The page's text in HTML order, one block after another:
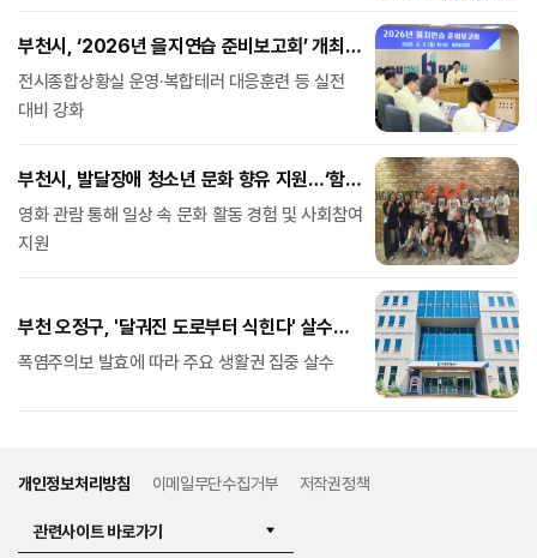
부천시, ‘2026년 을지연습 준비보고회’ 개최…
분야별 추진계획 점검
전시종합상황실 운영·복합테러 대응훈련 등 실전
대비 강화
부천시, 발달장애 청소년 문화 향유 지원…‘함께
일상 영화관’ 운영
영화 관람 통해 일상 속 문화 활동 경험 및 사회참여
지원
부천 오정구, '달궈진 도로부터 식힌다' 살수차
선탑 현장점검
폭염주의보 발효에 따라 주요 생활권 집중 살수
개인정보처리방침 이메일무단수집거부 저작권정책
관련사이트 바로가기